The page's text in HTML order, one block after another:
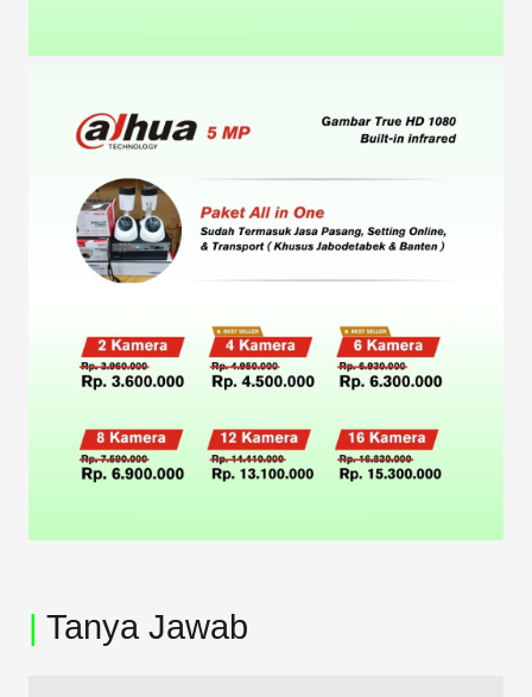
| Tanya Jawab